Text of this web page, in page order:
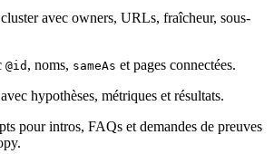
avec owners, URLs, fraîcheur, sous-
@id , noms, sameAs et pages connectées.
hypothèses, métriques et résultats.
pour intros, FAQs et demandes de preuves